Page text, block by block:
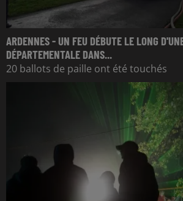
ARDENNES - UN FEU DÉBUTE LE LONG
DÉPARTEMENTALE DANS...
20 ballots de paille ont été touchés